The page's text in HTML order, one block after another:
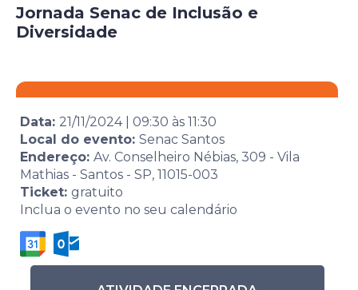
Jornada Senac de Inclusão e
Diversidade
Data: 21/11/2024| 09:30 às 11:30
Local do evento: Senac Santos
Endereço: Av. Conselheiro Nébias, 309 - Vila
Mathias - Santos - SP, 11015-003
Ticket: gratuito
Inclua o evento no seu calendário